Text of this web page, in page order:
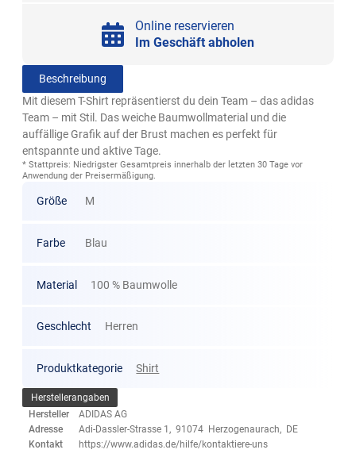
Online reservieren
Im Geschäft abholen
Beschreibung
Mit diesem T-Shirt repräsentierst du dein Team – das adidas
Team – mit Stil. Das weiche Baumwollmaterial und die
auffällige Grafik auf der Brust machen es perfekt für
entspannte und aktive Tage.
* Stattpreis: Niedrigster Gesamtpreis innerhalb der letzten 30 Tage vor
Anwendung der Preisermäßigung.
Größe M
Farbe Blau
Material 100 % Baumwolle
Geschlecht Herren
Produktkategorie Shirt
Herstellerangaben
Hersteller
ADIDAS AG
Adresse
Adi-Dassler-Strasse 1, 91074 Herzogenaurach, DE
Kontakt
https://www.adidas.de/hilfe/kontaktiere-uns